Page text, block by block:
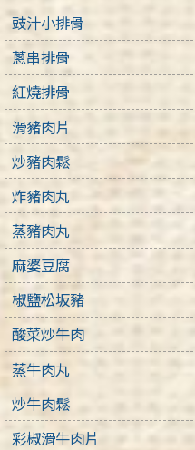
豉汁小排骨
蔥串排骨
紅燒排骨
滑豬肉片
炒豬肉鬆
炸豬肉丸
蒸豬肉丸
麻婆豆腐
椒鹽松坂豬
酸菜炒牛肉
蒸牛肉丸
炒牛肉鬆
彩椒滑牛肉片